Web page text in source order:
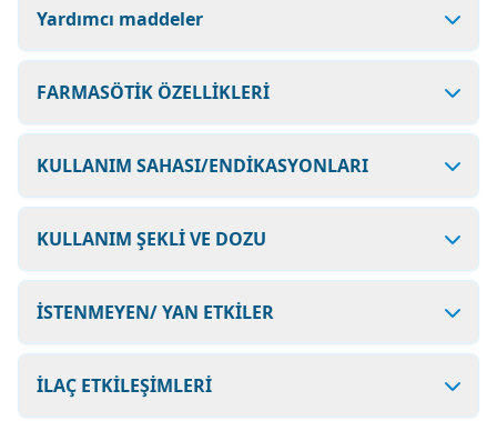
Yardımcı maddeler
FARMASÖTİK ÖZELLİKLERİ
KULLANIM SAHASI/ENDİKASYONLARI
KULLANIM ŞEKLİ VE DOZU
İSTENMEYEN/ YAN ETKİLER
İLAÇ ETKİLEŞİMLERİ